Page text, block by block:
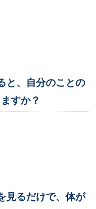
と、自分のことの
すか？
見るだけで、体が